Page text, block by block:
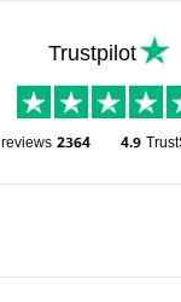
Trustpilot
4.9
2364
reviews